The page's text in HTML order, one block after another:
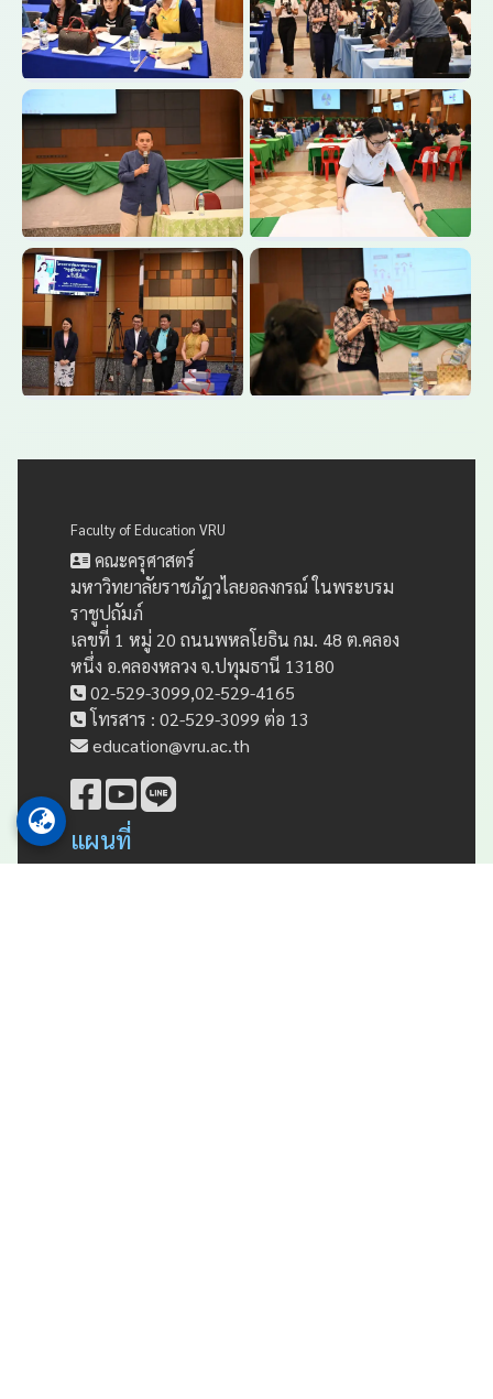
Faculty of Education VRU
คณะครุศาสตร์
มหาวิทยาลัยราชภัฏวไลยอลงกรณ์ ในพระบรม
ราชูปถัมภ์
เลขที่ 1 หมู่ 20 ถนนพหลโยธิน กม. 48 ต.คลอง
หนึ่ง อ.คลองหลวง จ.ปทุมธานี 13180
02-529-3099,02-529-4165
โทรสาร : 02-529-3099 ต่อ 13
education@vru.ac.th
แผนที่